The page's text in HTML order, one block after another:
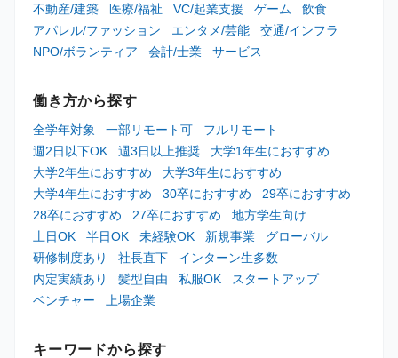
不動産/建築
医療/福祉 VC/起業支援 ゲーム
飲食
アパレル/ファッション
エンタメ/芸能
交通/インフラ
NPO/ボランティア
会計/士業 サービス
働き方から探す
全学年対象 一部リモート可
フルリモート
週2日以下OK
週3日以上推奨
大学1年生におすすめ
大学2年生におすすめ
大学3年生におすすめ
大学4年生におすすめ
30卒におすすめ
29卒におすすめ
28卒におすすめ
27卒におすすめ
地方学生向け
土日OK
半日OK 未経験OK 新規事業
グローバル
研修制度あり
社長直下
インターン生多数
内定実績あり
髪型自由 私服OK
スタートアップ
ベンチャー
上場企業
キーワードから探す